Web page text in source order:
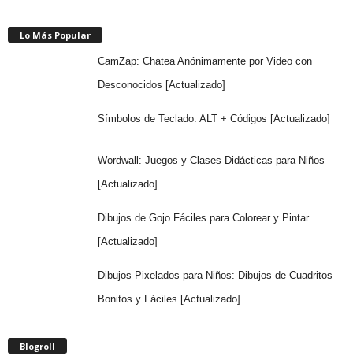
Lo Más Popular
CamZap: Chatea Anónimamente por Video con
Desconocidos [Actualizado]
Símbolos de Teclado: ALT + Códigos [Actualizado]
Wordwall: Juegos y Clases Didácticas para Niños
[Actualizado]
Dibujos de Gojo Fáciles para Colorear y Pintar
[Actualizado]
Dibujos Pixelados para Niños: Dibujos de Cuadritos
Bonitos y Fáciles [Actualizado]
Blogroll